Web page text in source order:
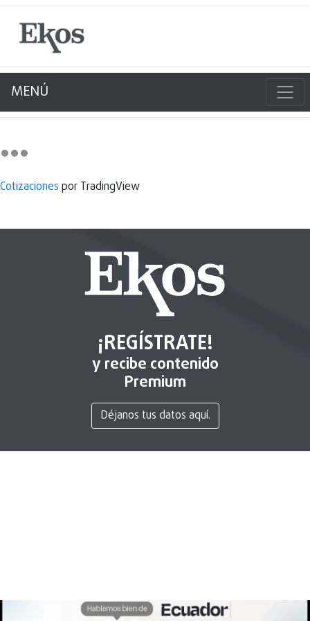
MENÚ
Cotizaciones por TradingView
¡REGÍSTRATE!
y recibe contenido
Premium
Déjanos tus datos aquí.